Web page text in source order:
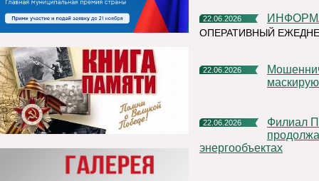
22.06.2026
ОПЕРАТИВНЫЙ
22.06.2026
Мошенническая схема в мессенджерах: как аферисты
22.06.2026
Филиал ПАО «Россети Северо-Запад» в Республике Коми
энергообъектах